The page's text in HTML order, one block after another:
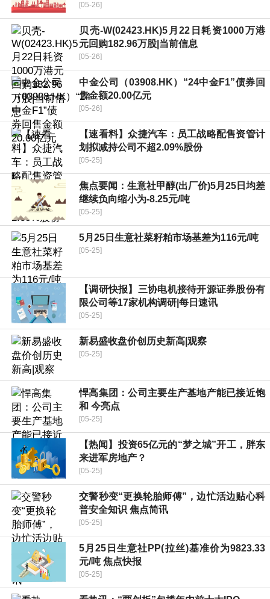
[05-26]
贝壳-W(02423.HK)5月22日耗资1000万港
元回购182.96万股|当前信息
[05-26]
中金公司（03908.HK）“24中金F1”债券回
售金额20.00亿元
[05-26]
【速看料】众捷汽车：员工战略配售资管计
划拟减持公司不超2.09%股份
[05-25]
焦点要闻：生意社甲醇(出厂价)5月25日均差
继续负向缩小为-8.25元/吨
[05-25]
5月25日生意社菜籽粕市场基差为116元/吨
[05-25]
【调研快报】三协电机接待开源证券股份有
限公司等17家机构调研|每日速讯
[05-25]
新易盛收盘价创历史新高|观察
[05-25]
悍高集团：公司主要生产基地产能已接近饱
和 今亮点
[05-25]
【热闻】投资65亿元的“梦之城”开工，胖东
来进军房地产？
[05-25]
交警秒变“更换轮胎师傅”，边忙活边贴心科
普安全知识 焦点简讯
[05-25]
5月25日生意社PP(拉丝)基准价为9823.33
元/吨 焦点快报
[05-25]